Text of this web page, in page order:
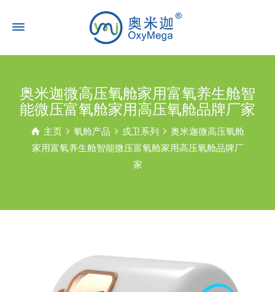
奥米迦微高压氧舱家用富氧养生舱智
能微压富氧舱家用高压氧舱品牌厂家
主页 氧舱产品 戍卫系列
奥米迦微高压氧舱
家用富氧养生舱智能微压富氧舱家用高压氧舱品牌厂
家